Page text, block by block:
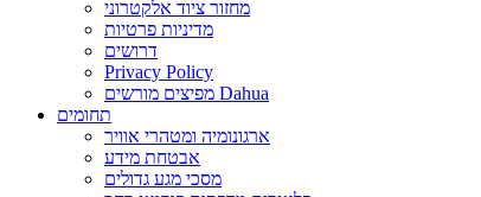
מחזור ציוד אלקטרוני
מדיניות פרטיות
דרושים
Privacy Policy
מפיצים מורשים Dahua
תחומים
ארגונומיה ומטהרי אוויר
אבטחת מידע
מסכי מגע גדולים